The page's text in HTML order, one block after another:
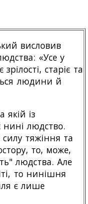
висловив
«Усе у
старіє та
людини й
із
нині людство.
тяжіння та
то, може,
людства. Але
то нинішня
є лише